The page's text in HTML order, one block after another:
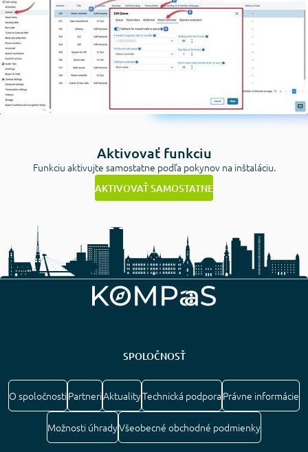
Aktivovať funkciu
Funkciu aktivujte samostatne podľa pokynov na inštaláciu.
AKTIVOVAŤ SAMOSTATNE
SPOLOČNOSŤ
O spoločnostiPartneriAktualityTechnická podpora Právne informácie
Možnosti úhradyVšeobecné obchodné podmienky